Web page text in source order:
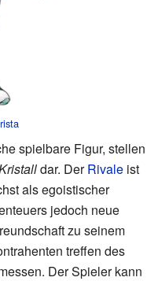
spielbare Figur, stellen
dar. DerRivale ist
als egoistischer
jedoch neue
zu seinem
treffen des
Der Spieler kann